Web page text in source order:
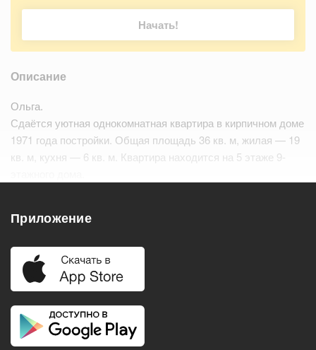
Начать!
Описание
Ольга.
Сдаётся уютная однокомнатная квартира в кирпичном доме
1971 года постройки. Общая площадь 36 кв. м, жилая — 19
кв. м, кухня — 6 кв. м. Квартира находится на 5 этаже 9-
Балкон
Холодильник
Телевизор
Кондиционер
Приложение